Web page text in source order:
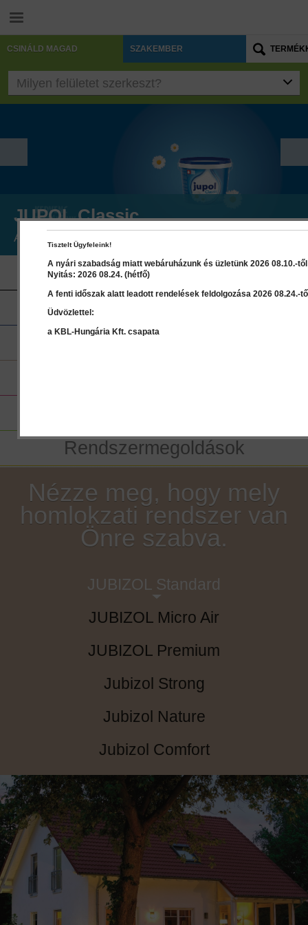
CSINÁLD MAGAD SZAKEMBER
Milyen felületet szerkeszt?
Beltéri festék és dekoráció
Homlokzatok
Fa felületek
Fémfelületek
Vízszigetelés és csempelapok beépítése
Termékek betonfelületekhez
JUPOL Classic
A kedvenc festékünk 50 éve! »
AKCIÓS termék
Facebook megoldások
Kiszállítás
Rendszermegoldások
Nézze meg, hogy mely
homlokzati rendszer van
Önre szabva.
JUBIZOL Standard
JUBIZOL Micro Air
JUBIZOL Premium
Jubizol Strong
Jubizol Nature
Jubizol Comfort
Tisztelt Ügyfeleink!
A nyári szabadság miatt webáruházunk és üzletünk 2026 08.10.-
Nyitás: 2026 08.24. (hétfő)
A fenti időszak alatt leadott rendelések feldolgozása 2026 08.24.-
Üdvözlettel:
a KBL-Hungária Kft. csapata